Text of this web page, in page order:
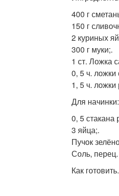
400 г
150 г
2 куриных
300 г муки;.
1 ст. Ложка
0, 5 ч. ложки
1, 5 ч.
Для начинки:
0, 5 стакана
3 яйца;.
Пучок
Соль, перец.
Как готовить.